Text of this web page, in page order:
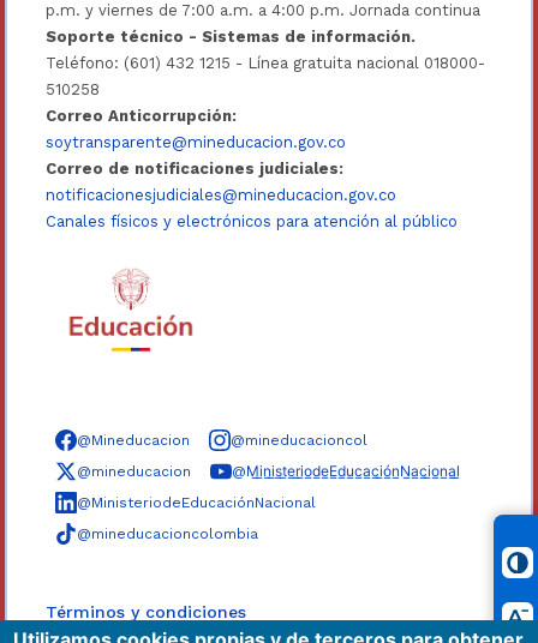
p.m. y viernes de 7:00 a.m. a 4:00 p.m. Jornada continua
Soporte técnico - Sistemas de información.
Teléfono: (601) 432 1215 - Línea gratuita nacional 018000-
510258
Correo Anticorrupción:
soytransparente@mineducacion.gov.co
Correo de notificaciones judiciales:
notificacionesjudiciales@mineducacion.gov.co
Canales físicos y electrónicos para atención al público
Síguenos en redes sociales
@Mineducacion
@mineducacioncol
@mineducacion
@M̲i̲n̲i̲s̲t̲e̲r̲i̲o̲d̲e̲E̲d̲u̲c̲a̲c̲i̲ó̲n̲N̲a̲c̲i̲o̲n̲a̲l̲
@MinisteriodeEducaciónNacional
@mineducacioncolombia
Términos y condiciones